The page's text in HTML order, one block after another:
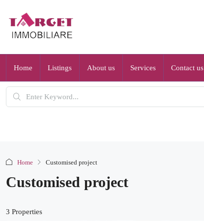
Home Listings About us Services Contact us
Home Customised project
Customised project
3 Properties